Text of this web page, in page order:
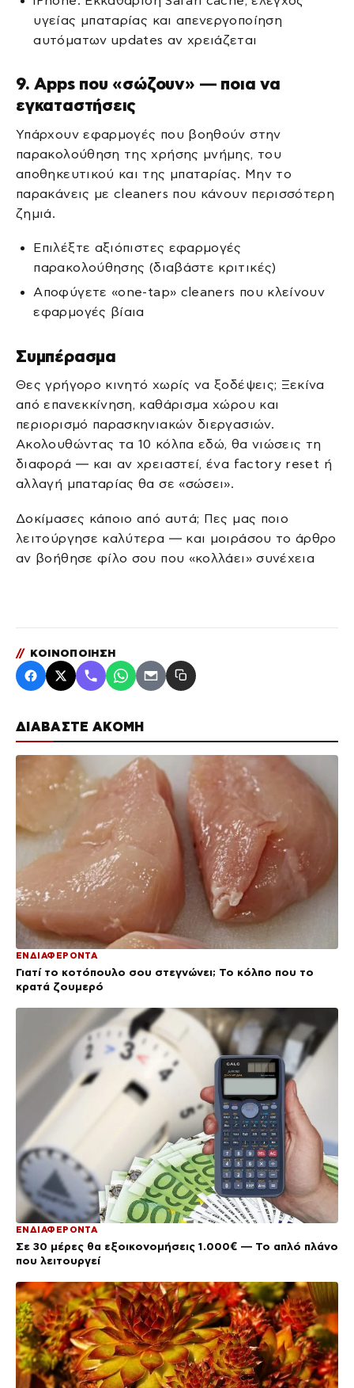
ΔΙΑΒΑΣΤΕ ΑΚΟΜΗ
ΕΝΔΙΑΦΕΡΟΝΤΑ
Γιατί το κοτόπουλο σου στεγνώνει; Το κόλπο που το
κρατά ζουμερό
ΕΝΔΙΑΦΕΡΟΝΤΑ
Σε 30 μέρες θα εξοικονομήσεις 1.000€ — Το απλό πλάνο
που λειτουργεί
υγείας μπαταρίας και απενεργοποίηση
αυτόματων updates αν χρειάζεται
9. Apps που «σώζουν» — ποια να
εγκαταστήσεις
Υπάρχουν εφαρμογές που βοηθούν στην
παρακολούθηση της χρήσης μνήμης, του
αποθηκευτικού και της μπαταρίας. Μην το
παρακάνεις με cleaners που κάνουν περισσότερη
ζημιά.
Επιλέξτε αξιόπιστες εφαρμογές
παρακολούθησης (διαβάστε κριτικές)
Αποφύγετε «one-tap» cleaners που κλείνουν
εφαρμογές βίαια
Συμπέρασμα
Θες γρήγορο κινητό χωρίς να ξοδέψεις; Ξεκίνα
από επανεκκίνηση, καθάρισμα χώρου και
περιορισμό παρασκηνιακών διεργασιών.
Ακολουθώντας τα 10 κόλπα εδώ, θα νιώσεις τη
διαφορά — και αν χρειαστεί, ένα factory reset ή
αλλαγή μπαταρίας θα σε «σώσει».
Δοκίμασες κάποιο από αυτά; Πες μας ποιο
λειτούργησε καλύτερα — και μοιράσου το άρθρο
αν βοήθησε φίλο σου που «κολλάει» συνέχεια
// ΚΟΙΝΟΠΟΙΗΣΗ